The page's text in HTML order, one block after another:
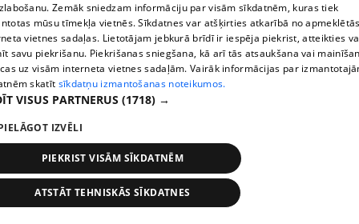
pirms 1 nedēļas, 2 dienām
Ogas un sēnes šogad dārgākas, bet uzpirkšanas
punktos to krietni mazāk
409. epizode
Zemāk sniedzam informāciju par visām sīkdatnēm, kuras tiek
mūsu tīmekļa vietnēs. Sīkdatnes var atšķirties atkarībā no
vietnes sadaļas. Lietotājam jebkurā brīdī ir iespēja piekrist, atteikties
savu piekrišanu. Piekrišanas sniegšana, kā arī tās atsaukšana vai
uz visām interneta vietnes sadaļām. Vairāk informācijas par
skatīt sīkdatņu izmantošanas noteikumos.
VISUS PARTNERUS (1718) →
IZVĒLI
PIEKRIST VISĀM SĪKDATNĒM
ATSTĀT TEHNISKĀS SĪKDATNES